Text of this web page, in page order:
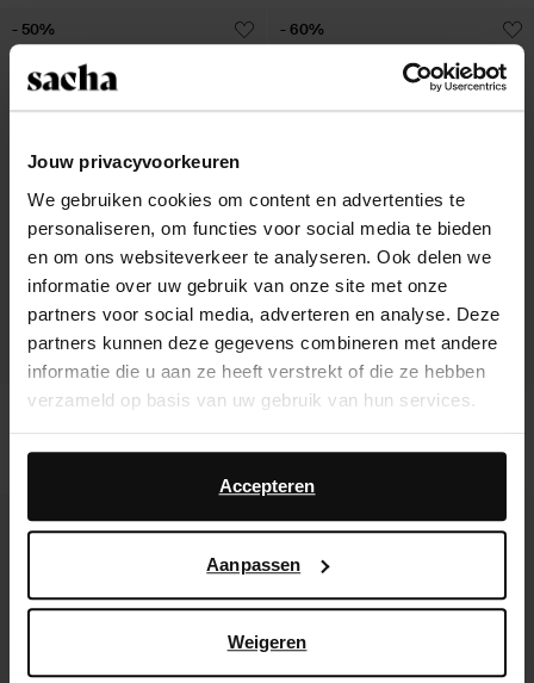
Jouw privacyvoorkeuren
We gebruiken cookies om content en advertenties te
personaliseren, om functies voor social media te bieden
en om ons websiteverkeer te analyseren. Ook delen we
informatie over uw gebruik van onze site met onze
partners voor social media, adverteren en analyse. Deze
partners kunnen deze gegevens combineren met andere
informatie die u aan ze heeft verstrekt of die ze hebben
verzameld op basis van uw gebruik van hun services.
Daarnaast werken wij samen met Google voor
advertentie- en meetdoeleinden. Meer informatie over
hoe Google uw persoonsgegevens gebruikt, vindt u op
Accepteren
Aanpassen
Weigeren
Ballerines avec imprimé zèbre - noir
- 50% - 60%
- 30%